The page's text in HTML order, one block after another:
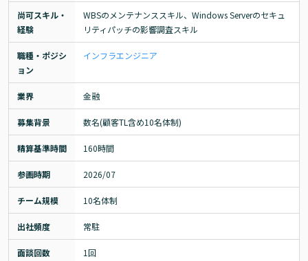
尚可スキル・
経験
WBSのメンテナンススキル、Windows Serverのセキュ
リティパッチの影響調査スキル
職種・ポジシ
ョン
インフラエンジニア
業界 金融
募集背景 数名(顧客TL含め10名体制)
精算基準時間 160時間
参画時期 2026/07
チーム規模 10名体制
出社頻度 常駐
面談回数 1回